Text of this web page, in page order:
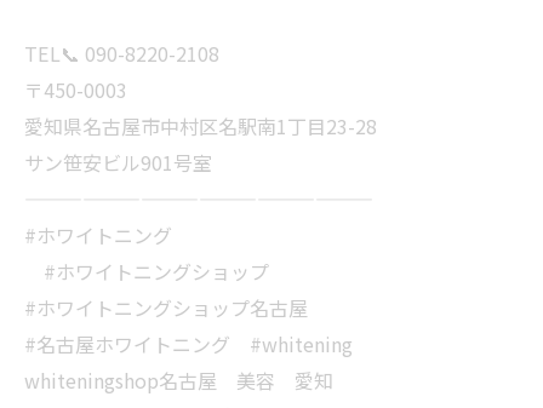
TEL📞 090-8220-2108
〒450-0003
愛知県名古屋市中村区名駅南1丁目23-28
サン笹安ビル901号室
#ホワイトニング
#ホワイトニングショップ
#ホワイトニングショップ名古屋
#名古屋ホワイトニング #whitening
whiteningshop名古屋 美容 愛知